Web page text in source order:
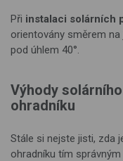
Při instalaci solárních
orientovány směrem
pod úhlem 40°.
Výhody
ohradníku
Stále si nejste jisti, zda
ohradníku tím